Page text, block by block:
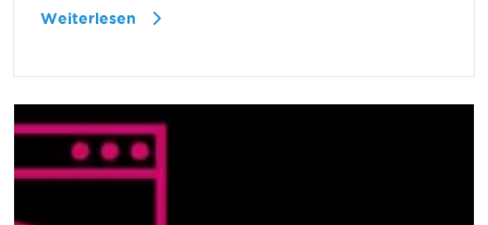
Weiterlesen